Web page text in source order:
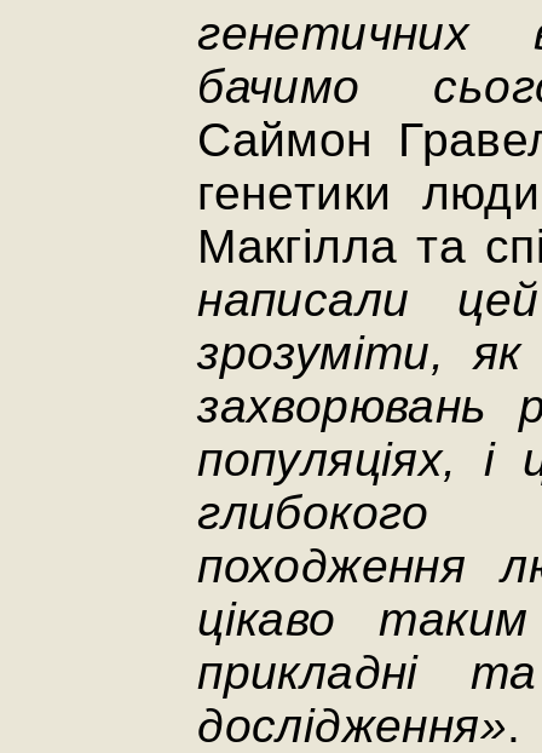
генетичних
бачимо
Саймон
генетики
Макгілла та
написали
зрозуміти,
захворювань
популяціях,
походження
цікаво
прикладні
дослідження».